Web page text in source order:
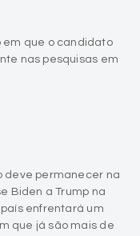
que o candidato
nas pesquisas em
deve permanecer na
Biden a Trump na
enfrentará um
que já são mais de